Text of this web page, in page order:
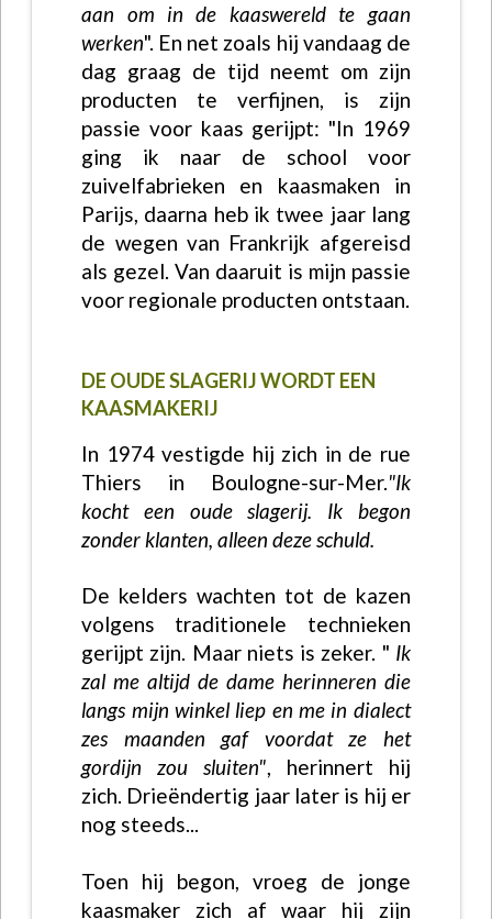
aan om in de kaaswereld te gaan
werken". En net zoals hij vandaag de
dag graag de tijd neemt om zijn
producten te verfijnen, is zijn
passie voor kaas gerijpt: "In 1969
ging ik naar de school voor
zuivelfabrieken en kaasmaken in
Parijs, daarna heb ik twee jaar lang
de wegen van Frankrijk afgereisd
als gezel. Van daaruit is mijn passie
voor regionale producten ontstaan.
DE OUDE SLAGERIJ WORDT EEN
KAASMAKERIJ
In 1974 vestigde hij zich in de rue
Thiers in Boulogne-sur-Mer."Ik
kocht een oude slagerij. Ik begon
zonder klanten, alleen deze schuld.
De kelders wachten tot de kazen
volgens traditionele technieken
gerijpt zijn. Maar niets is zeker. " Ik
zal me altijd de dame herinneren die
langs mijn winkel liep en me in dialect
zes maanden gaf voordat ze het
gordijn zou sluiten", herinnert hij
zich. Drieëndertig jaar later is hij er
nog steeds...
Toen hij begon, vroeg de jonge
kaasmaker zich af waar hij zijn